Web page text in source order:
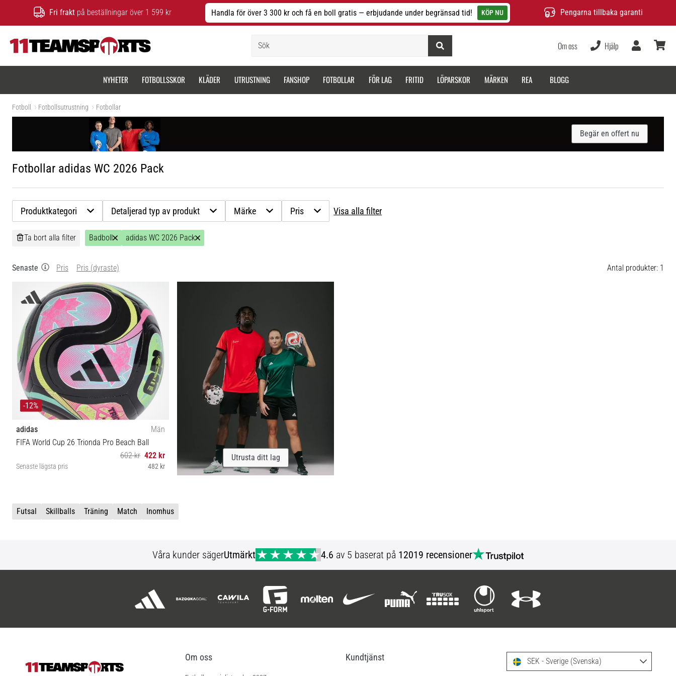
Fri frakt på beställningar över 1 599 kr Handla för över 3 300 kr och få en boll gratis — erbjudande under begränsad tid! KÖP NU Pengarna tillbaka garanti
Om oss Hjälp
NYHETER FOTBOLLSSKOR KLÄDER UTRUSTNING FANSHOP FOTBOLLAR FÖR LAG FRITID LÖPARSKOR MÄRKEN REA BLOGG
Fotboll Fotbollsutrustning Fotbollar
Begär en offert nu
Fotbollar adidas WC 2026 Pack
Produktkategori Detaljerad typ av produkt Märke Pris Visa alla filter
Ta bort alla filter Badboll adidas WC 2026 Pack
Senaste Pris Pris (dyraste) Antal produkter: 1
-12%
adidas
Män
FIFA World Cup 26 Trionda Pro Beach Ball
602 kr 422 kr
Senaste lägsta pris 482 kr
Utrusta ditt lag
Futsal Skillballs Träning Match Inomhus
Våra kunder sägerUtmärkt 4.6 av 5 baserat på 12019 recensioner
Om oss Kundtjänst SEK - Sverige (Svenska)